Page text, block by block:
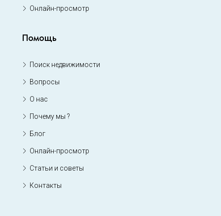
Онлайн-просмотр
Помощь
Поиск недвижимости
Вопросы
О нас
Почему мы ?
Блог
Онлайн-просмотр
Статьи и советы
Контакты